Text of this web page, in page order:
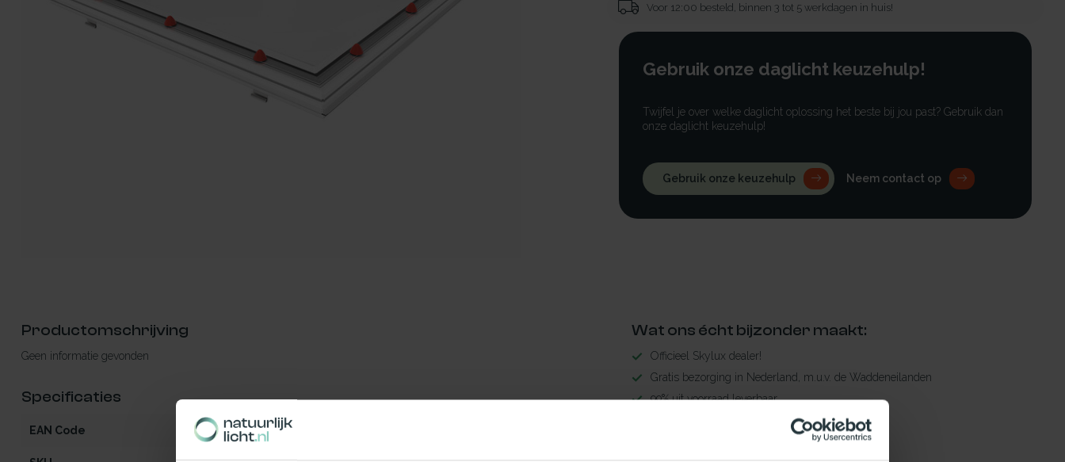
Voor 12:00 besteld, binnen 3 tot 5 werkdagen in huis!
Gebruik onze daglicht keuzehulp!
Twijfel je over welke daglicht oplossing het beste bij jou past? Gebruik dan
onze daglicht keuzehulp!
Gebruik onze keuzehulp Neem contact op
Productomschrijving
Geen informatie gevonden
Specificaties
EAN Code 5412970734697
Wat ons écht bijzonder maakt:
Officieel Skylux dealer!
Gratis bezorging in Nederland, m.u.v. de Waddeneilanden
99% uit voorraad leverbaar